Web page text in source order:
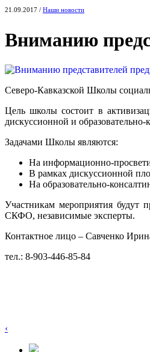
21.09.2017 / Наши новости
Вниманию
Северо-Кавказской Школы
Цель школы состоит в
дискуссионной и образовательно-
Задачами Школы являются:
На информационно-
В рамках дискуссионной
На образовательно-
Участникам мероприятия будут
СКФО, независимые эксперты.
Контактное лицо – Савченко
тел.: 8-903-446-85-84
‹